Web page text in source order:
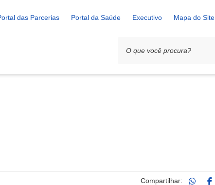
das Parcerias Portal da Saúde Executivo Mapa do Site
Compartilhar: